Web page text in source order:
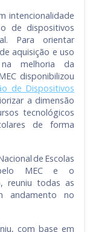
intencionalidade
de dispositivos
Para orientar
aquisição e uso
melhoria da
disponibilizou
de Dispositivos
a dimensão
tecnológicos
de forma
de Escolas
pelo MEC e o
reuniu todas as
andamento no
com base em